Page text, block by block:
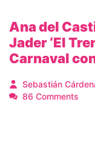
Ana del
Jader ‘El
Carnaval
Sebastián
86 Comments